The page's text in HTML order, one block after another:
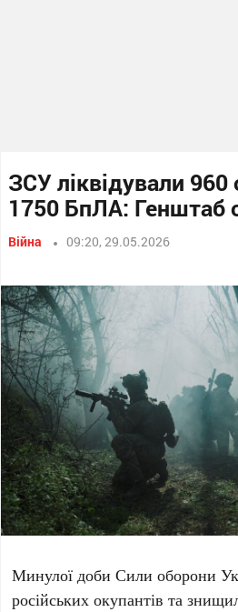
ЗСУ ліквідували 960
1750 БпЛА: Генштаб
Війна 09:20, 29.05.2026
Минулої доби Сили оборони
російських окупантів та